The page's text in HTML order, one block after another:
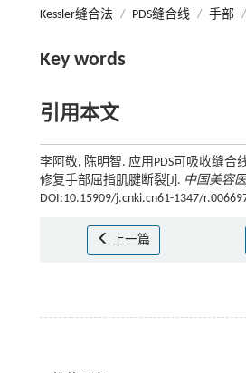
Kessler缝合法 / PDS缝合线 / 手部 /
Key words
引用本文
李阿敬, 陈明智. 应用PDS可吸收缝合
修复手部屈指肌腱断裂[J]. 中国美容
DOI:10.15909/j.cnki.cn61-1347/
上一篇